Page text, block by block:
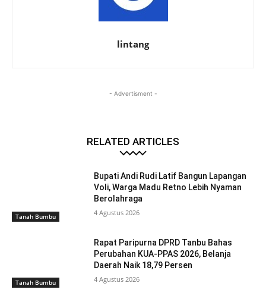
lintang
- Advertisment -
RELATED ARTICLES
Tanah Bumbu
Bupati Andi Rudi Latif Bangun Lapangan
Voli, Warga Madu Retno Lebih Nyaman
Berolahraga
4 Agustus 2026
Tanah Bumbu
Rapat Paripurna DPRD Tanbu Bahas
Perubahan KUA-PPAS 2026, Belanja
Daerah Naik 18,79 Persen
4 Agustus 2026